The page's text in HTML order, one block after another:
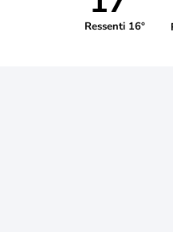
Ressenti 16°